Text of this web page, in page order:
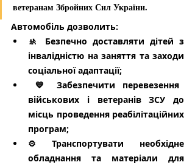
ветеранам Збройних Сил України.
Автомобіль дозволить:
🚸 Безпечно доставляти дітей з
інвалідністю на заняття та заходи
соціальної адаптації;
💙 Забезпечити перевезення
військових і ветеранів ЗСУ до
місць проведення реабілітаційних
програм;
⚙️ Транспортувати необхідне
обладнання та матеріали для